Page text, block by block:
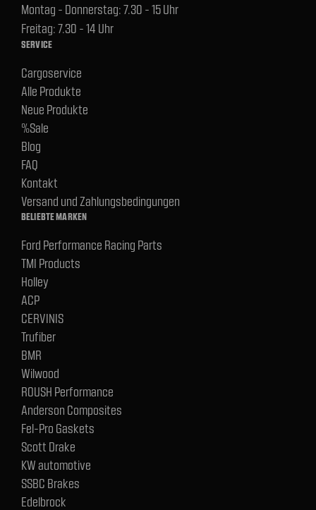
Montag - Donnerstag: 7.30 - 15 Uhr
Freitag: 7.30 - 14 Uhr
SERVICE
Cargoservice
Alle Produkte
Neue Produkte
%Sale
Blog
FAQ
Kontakt
Versand und Zahlungsbedingungen
BELIEBTE MARKEN
Ford Performance Racing Parts
TMI Products
Holley
ACP
CERVINIS
Trufiber
BMR
Wilwood
ROUSH Performance
Anderson Composites
Fel-Pro Gaskets
Scott Drake
KW automotive
SSBC Brakes
Edelbrock